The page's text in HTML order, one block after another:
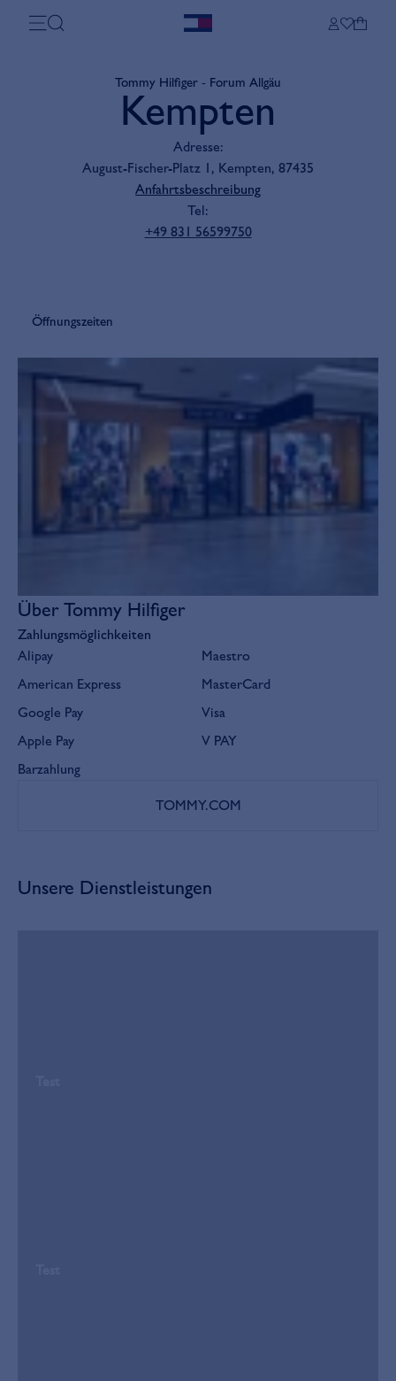
Tommy Hilfiger - Forum Allgäu
Kempten
Adresse:
August-Fischer-Platz 1, Kempten, 87435
Anfahrtsbeschreibung
Tel:
+49 831 56599750
Öffnungszeiten
Über Tommy Hilfiger
Zahlungsmöglichkeiten
Alipay
American Express
Google Pay
Apple Pay
Barzahlung
Maestro
MasterCard
Visa
V PAY
TOMMY.COM
Unsere Dienstleistungen